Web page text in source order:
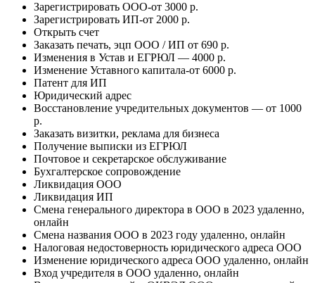
Зарегистрировать ООО-от 3000 р.
Зарегистрировать ИП-от 2000 р.
Открыть счет
Заказать печать, эцп ООО / ИП от 690 р.
Изменения в Устав и ЕГРЮЛ — 4000 р.
Изменение Уставного капитала-от 6000 р.
Патент для ИП
Юридический адрес
Восстановление учредительных документов — от 1000
р.
Заказать визитки, реклама для бизнеса
Получение выписки из ЕГРЮЛ
Почтовое и секретарское обслуживание
Бухгалтерское сопровождение
Ликвидация ООО
Ликвидация ИП
Смена генерального директора в ООО в 2023 удаленно,
онлайн
Смена названия ООО в 2023 году удаленно, онлайн
Налоговая недостоверность юридического адреса ООО
Изменение юридического адреса ООО удаленно, онлайн
Вход учредителя в ООО удаленно, онлайн